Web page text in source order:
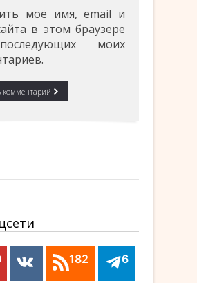
моё имя, email и
в этом браузере
моих
182 6